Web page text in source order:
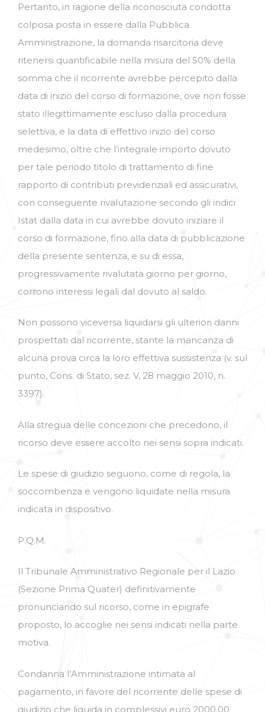
Pertanto, in ragione della riconosciuta condotta
colposa posta in essere dalla Pubblica
Amministrazione, la domanda risarcitoria deve
ritenersi quantificabile nella misura del 50% della
somma che il ricorrente avrebbe percepito dalla
data di inizio del corso di formazione, ove non fosse
stato illegittimamente escluso dalla procedura
selettiva, e la data di effettivo inizio del corso
medesimo, oltre che l’integrale importo dovuto
per tale periodo titolo di trattamento di fine
rapporto di contributi previdenziali ed assicurativi,
con conseguente rivalutazione secondo gli indici
Istat dalla data in cui avrebbe dovuto iniziare il
corso di formazione, fino alla data di pubblicazione
della presente sentenza, e su di essa,
progressivamente rivalutata giorno per giorno,
corrono interessi legali dal dovuto al saldo.
Non possono viceversa liquidarsi gli ulteriori danni
prospettati dal ricorrente, stante la mancanza di
alcuna prova circa la loro effettiva sussistenza (v. sul
punto, Cons. di Stato, sez. V, 28 maggio 2010, n.
3397).
Alla stregua delle concezioni che precedono, il
ricorso deve essere accolto nei sensi sopra indicati.
Le spese di giudizio seguono, come di regola, la
soccombenza e vengono liquidate nella misura
indicata in dispositivo.
P.Q.M.
Il Tribunale Amministrativo Regionale per il Lazio
(Sezione Prima Quater) definitivamente
pronunciando sul ricorso, come in epigrafe
proposto, lo accoglie nei sensi indicati nella parte
motiva.
Condanna l’Amministrazione intimata al
pagamento, in favore del ricorrente delle spese di
giudizio che liquida in complessivi euro 2000,00